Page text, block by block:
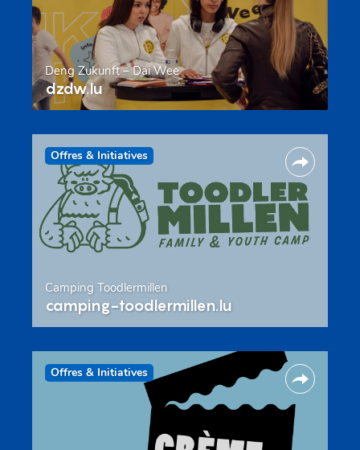
Deng Zukunft – Däi Wee
dzdw.lu
Offres & Initiatives
Camping Toodlermillen
camping-toodlermillen.lu
Offres & Initiatives